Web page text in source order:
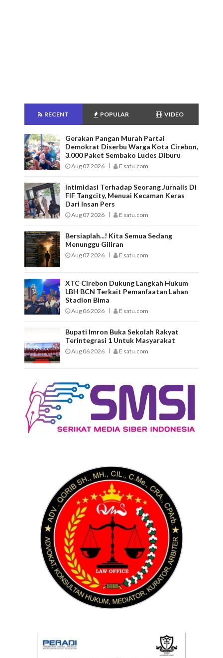
RECENT POPULAR VIDEO
Gerakan Pangan Murah Partai
Demokrat Diserbu Warga Kota Cirebon,
3.000 Paket Sembako Ludes Diburu
Aug 07 2026 E satu.com
Intimidasi Terhadap Seorang Jurnalis Di
FIF Tangcity, Menuai Kecaman Keras
Dari Insan Pers
Aug 07 2026 E satu.com
Bersiaplah...! Kita Semua Sedang
Menunggu Giliran
Aug 07 2026 E satu.com
XTC Cirebon Dukung Langkah Hukum
LBH BCN Terkait Pemanfaatan Lahan
Stadion Bima
Aug 06 2026 E satu.com
Bupati Imron Buka Sekolah Rakyat
Terintegrasi 1 Untuk Masyarakat
Aug 06 2026 E satu.com